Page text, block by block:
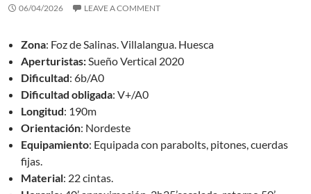
06/04/2026 LEAVE A COMMENT
Zona: Foz de Salinas. Villalangua. Huesca
Aperturistas:Sueño Vertical 2020
Dificultad: 6b/A0
Dificultad obligada: V+/A0
Longitud: 190m
Orientación: Nordeste
Equipamiento: Equipada con parabolts, pitones, cuerdas
fijas.
Material: 22 cintas.